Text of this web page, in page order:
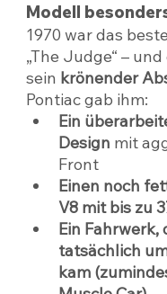
Modell
1970 war das
„The Judge“ –
sein krönender
Pontiac gab ihm:
Ein
Design mit
Front
Einen noch
V8 mit bis zu
Ein Fahrwerk,
tatsächlich
kam